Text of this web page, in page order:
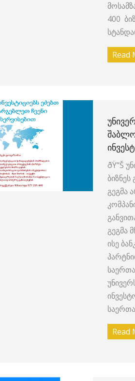
400
Read
ðŸ“Š
გეგმა
გეგმა
ისე
Read